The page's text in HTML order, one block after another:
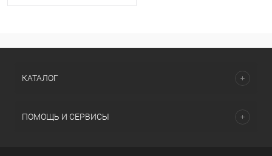
КАТАЛОГ
ПОМОЩЬ И СЕРВИСЫ